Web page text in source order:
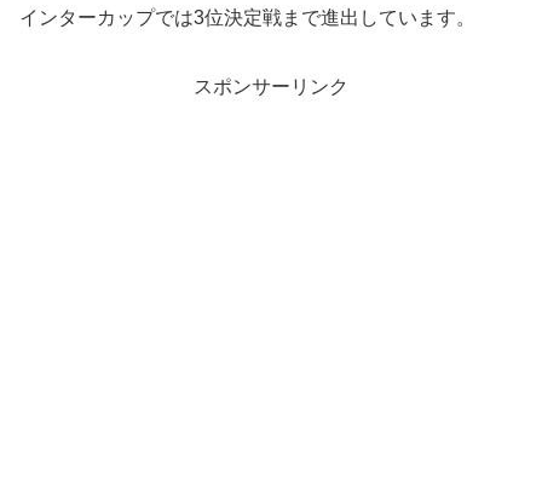
インターカップでは3位決定戦まで進出しています。
スポンサーリンク